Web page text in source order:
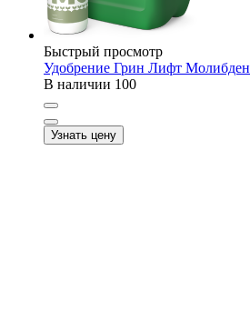
Быстрый просмотр
Удобрение Грин Лифт Молибден
В наличии 100
Узнать цену